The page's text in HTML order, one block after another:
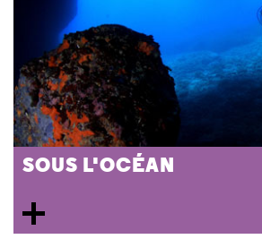
SOUS L'OCÉAN